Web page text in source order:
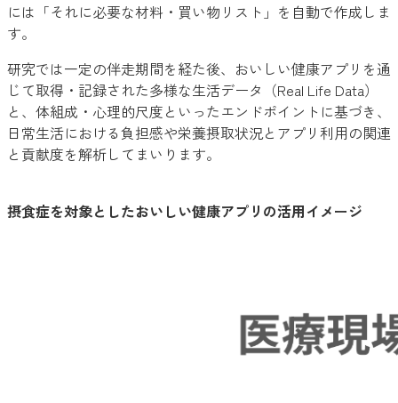
には「それに必要な材料・買い物リスト」を自動で作成しま
す。
研究では一定の伴走期間を経た後、おいしい健康アプリを通
じて取得・記録された多様な生活データ（Real Life Data）
と、体組成・心理的尺度といったエンドポイントに基づき、
日常生活における負担感や栄養摂取状況とアプリ利用の関連
と貢献度を解析してまいります。
摂食症を対象としたおいしい健康アプリの活用イメージ